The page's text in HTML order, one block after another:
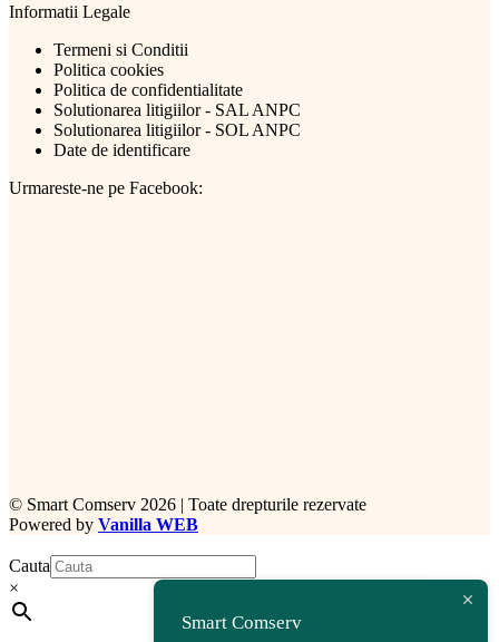
Informatii Legale
Termeni si Conditii
Politica cookies
Politica de confidentialitate
Solutionarea litigiilor - SAL ANPC
Solutionarea litigiilor - SOL ANPC
Date de identificare
Urmareste-ne pe Facebook:
© Smart Comserv 2026 | Toate drepturile rezervate
Powered by Vanilla WEB
Cauta
×
Smart Comserv